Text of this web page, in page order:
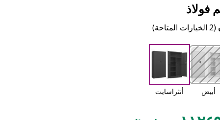
فولاذ
(2 الخيارات المتاحة)
أبيض أنثراسايت
,.